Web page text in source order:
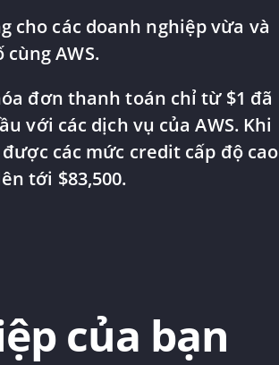
cho các doanh nghiệp vừa và
AWS.
đơn thanh toán chỉ từ $1 đã
với các dịch vụ của AWS. Khi
các mức credit cấp độ cao
tới $83,500.
của bạn